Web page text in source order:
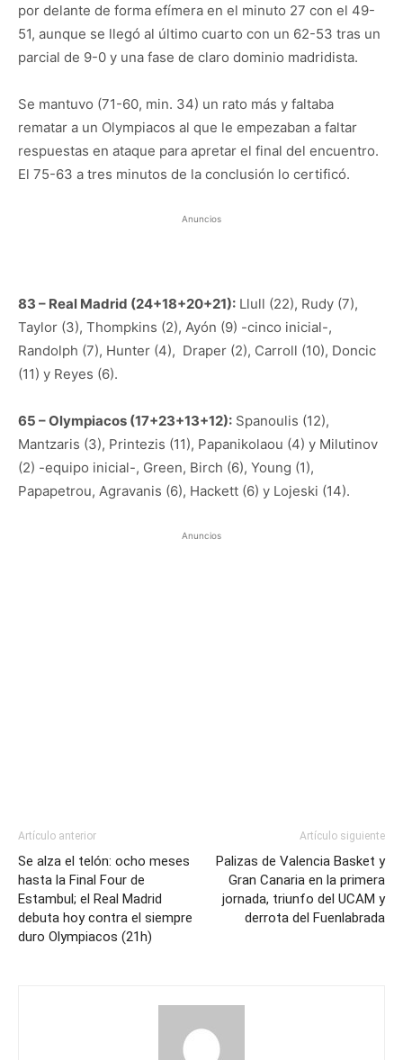
por delante de forma efímera en el minuto 27 con el 49-
51, aunque se llegó al último cuarto con un 62-53 tras un
parcial de 9-0 y una fase de claro dominio madridista.
Se mantuvo (71-60, min. 34) un rato más y faltaba
rematar a un Olympiacos al que le empezaban a faltar
respuestas en ataque para apretar el final del encuentro.
El 75-63 a tres minutos de la conclusión lo certificó.
Anuncios
83 – Real Madrid (24+18+20+21): Llull (22), Rudy (7),
Taylor (3), Thompkins (2), Ayón (9) -cinco inicial-,
Randolph (7), Hunter (4), Draper (2), Carroll (10), Doncic
(11) y Reyes (6).
65 – Olympiacos (17+23+13+12): Spanoulis (12),
Mantzaris (3), Printezis (11), Papanikolaou (4) y Milutinov
(2) -equipo inicial-, Green, Birch (6), Young (1),
Papapetrou, Agravanis (6), Hackett (6) y Lojeski (14).
Anuncios
Artículo anterior
Se alza el telón: ocho meses
hasta la Final Four de
Estambul; el Real Madrid
debuta hoy contra el siempre
duro Olympiacos (21h)
Artículo siguiente
Palizas de Valencia Basket y
Gran Canaria en la primera
jornada, triunfo del UCAM y
derrota del Fuenlabrada